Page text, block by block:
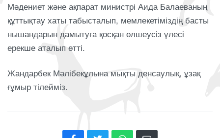
Мәдениет және ақпарат министрі Аида Балаеваның
құттықтау хаты табысталып, мемлекетіміздің басты
нышандарын дамытуға қосқан өлшеусіз үлесі
ерекше аталып өтті.
Жандарбек Мәлібекұлына мықты денсаулық, ұзақ
ғұмыр тілейміз.